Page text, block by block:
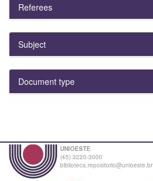
Referees
Subject
Document type
UNIOESTE
(45) 3220-3000
biblioteca.repositorio@unioeste.br